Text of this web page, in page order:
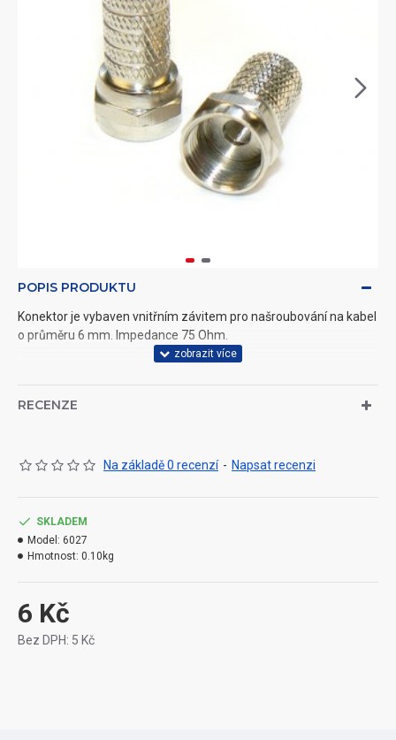
POPIS PRODUKTU
Konektor je vybaven vnitřním závitem pro našroubování na kabel
o průměru 6 mm. Impedance 75 Ohm.
RECENZE
Na základě 0 recenzí - Napsat recenzi
6 Kč
Bez DPH: 5 Kč
SKLADEM
Model: 6027
Hmotnost: 0.10kg